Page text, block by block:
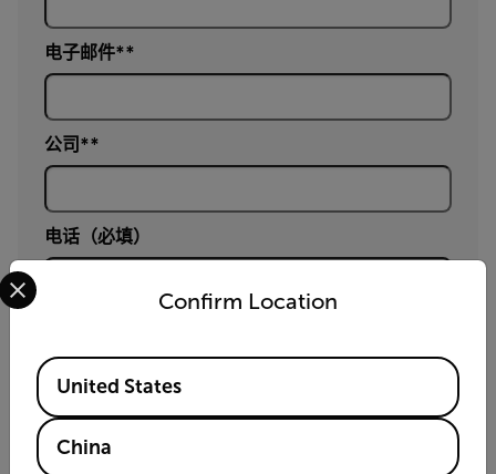
电子邮件*
公司*
电话（必填）
留言*
Confirm Location
Select your preferred country and language from the
Available Locations
United States
China